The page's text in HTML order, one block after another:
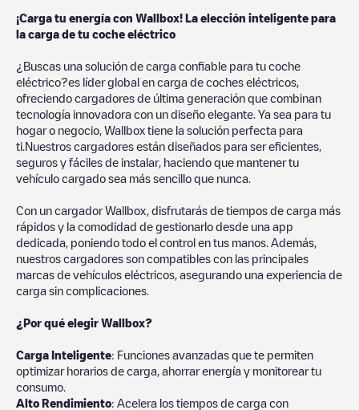
¡Carga tu energía con Wallbox! La elección inteligente para
la carga de tu coche eléctrico
¿Buscas una solución de carga confiable para tu coche
eléctrico?es líder global en carga de coches eléctricos,
ofreciendo cargadores de última generación que combinan
tecnología innovadora con un diseño elegante. Ya sea para tu
hogar o negocio, Wallbox tiene la solución perfecta para
ti.Nuestros cargadores están diseñados para ser eficientes,
seguros y fáciles de instalar, haciendo que mantener tu
vehículo cargado sea más sencillo que nunca.
Con un cargador Wallbox, disfrutarás de tiempos de carga más
rápidos y la comodidad de gestionarlo desde una app
dedicada, poniendo todo el control en tus manos. Además,
nuestros cargadores son compatibles con las principales
marcas de vehículos eléctricos, asegurando una experiencia de
carga sin complicaciones.
¿Por qué elegir Wallbox?
Carga Inteligente: Funciones avanzadas que te permiten
optimizar horarios de carga, ahorrar energía y monitorear tu
consumo.
Alto Rendimiento: Acelera los tiempos de carga con